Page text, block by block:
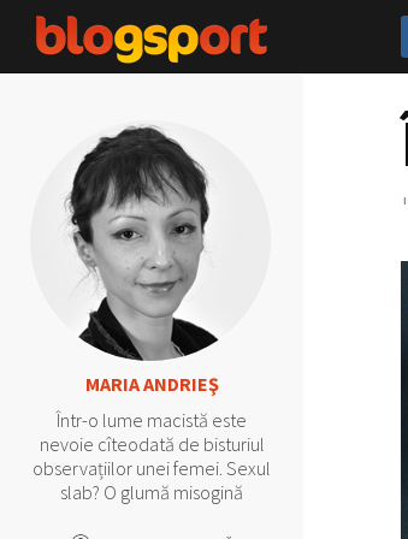
MARIA ANDRIEŞ
Într-o lume macistă este
nevoie cîteodată de bisturiul
observațiilor unei femei. Sexul
slab? O glumă misogină